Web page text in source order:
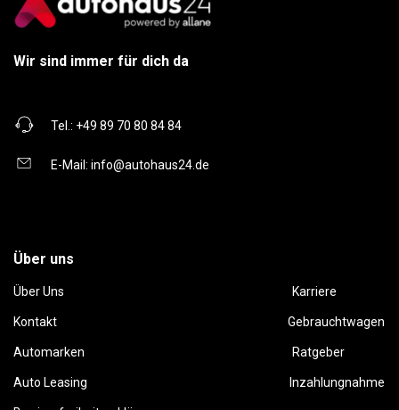
Wir sind immer für dich da
Tel.: +49 89 70 80 84 84
E-Mail: info@autohaus24.de
Über uns
Über Uns Karriere
Kontakt Gebrauchtwagen
Automarken Ratgeber
Auto Leasing Inzahlungnahme